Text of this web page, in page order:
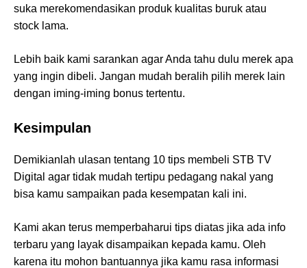
suka merekomendasikan produk kualitas buruk atau
stock lama.
Lebih baik kami sarankan agar Anda tahu dulu merek apa
yang ingin dibeli. Jangan mudah beralih pilih merek lain
dengan iming-iming bonus tertentu.
Kesimpulan
Demikianlah ulasan tentang 10 tips membeli STB TV
Digital agar tidak mudah tertipu pedagang nakal yang
bisa kamu sampaikan pada kesempatan kali ini.
Kami akan terus memperbaharui tips diatas jika ada info
terbaru yang layak disampaikan kepada kamu. Oleh
karena itu mohon bantuannya jika kamu rasa informasi